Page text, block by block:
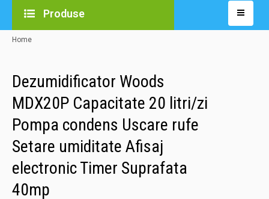
Produse
Home
Dezumidificator Woods
MDX20P Capacitate 20 litri/zi
Pompa condens Uscare rufe
Setare umiditate Afisaj
electronic Timer Suprafata
40mp